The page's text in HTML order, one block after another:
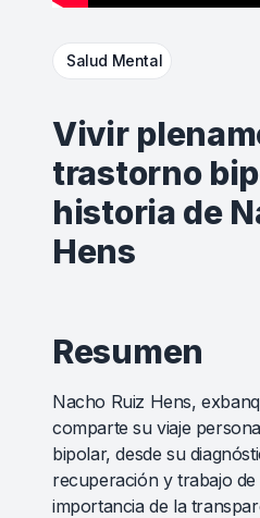
Salud Mental
Vivir
trastorno
historia de
Hens
Resumen
Nacho Ruiz Hens,
comparte su viaje
bipolar, desde su
recuperación y trabajo
importancia de la